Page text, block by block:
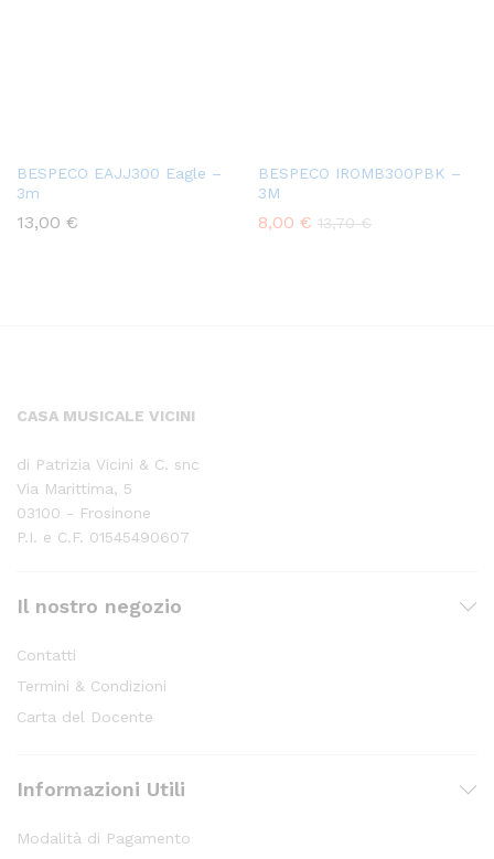
BESPECO EAJJ300 Eagle –
3m
13,00 €
BESPECO IROMB300PBK –
3M
8,00 € 13,70€
CASA MUSICALE VICINI
di Patrizia Vicini & C. snc
Via Marittima, 5
03100 - Frosinone
P.I. e C.F. 01545490607
Il nostro negozio
Contatti
Termini & Condizioni
Carta del Docente
Informazioni Utili
Modalità di Pagamento